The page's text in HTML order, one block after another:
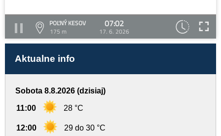
POĽNÝ KESOV
175 m
07:02
17. 6. 2026
Aktualne info
Sobota 8.8.2026 (dzisiaj)
11:00 28 °C
12:00 29 do 30 °C